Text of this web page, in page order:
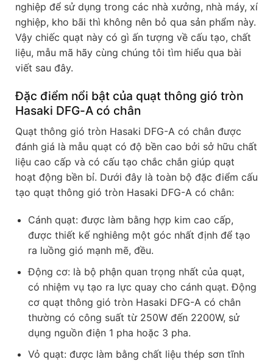
nghiệp để sử dụng trong các nhà xưởng, nhà máy, xí
nghiệp, kho bãi thì không nên bỏ qua sản phẩm này.
Vậy chiếc quạt này có gì ấn tượng về cấu tạo, chất
liệu, mẫu mã hãy cùng chúng tôi tìm hiểu qua bài
viết sau đây.
Đặc điểm nổi bật của quạt thông gió tròn
Hasaki DFG-A có chân
Quạt thông gió tròn Hasaki DFG-A có chân được
đánh giá là mẫu quạt có độ bền cao bởi sở hữu chất
liệu cao cấp và có cấu tạo chắc chắn giúp quạt
hoạt động bền bỉ. Dưới đây là toàn bộ đặc điểm cấu
tạo quạt thông gió tròn Hasaki DFG-A có chân:
Cánh quạt: được làm bằng hợp kim cao cấp,
được thiết kế nghiêng một góc nhất định để tạo
ra luồng gió mạnh mẽ, đều.
Động cơ: là bộ phận quan trọng nhất của quạt,
có nhiệm vụ tạo ra lực quay cho cánh quạt. Động
cơ quạt thông gió tròn Hasaki DFG-A có chân
thường có công suất từ 250W đến 2200W, sử
dụng nguồn điện 1 pha hoặc 3 pha.
Vỏ quạt: được làm bằng chất liệu thép sơn tĩnh